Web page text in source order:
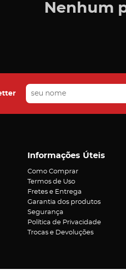
Nenhum
Informações Úteis
Como Comprar
Termos de Uso
Fretes e Entrega
Garantia dos produtos
Segurança
Política de Privacidade
Trocas e Devoluções